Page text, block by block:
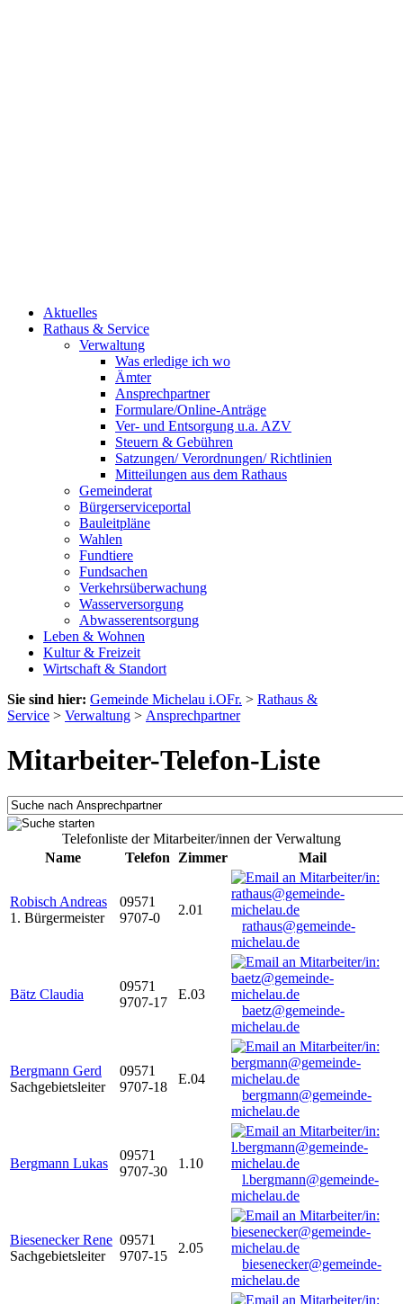
Aktuelles
Rathaus & Service
Verwaltung
Was erledige ich wo
Ämter
Ansprechpartner
Formulare/Online-Anträge
Ver- und Entsorgung u.a. AZV
Steuern & Gebühren
Satzungen/ Verordnungen/ Richtlinien
Mitteilungen aus dem Rathaus
Gemeinderat
Bürgerserviceportal
Bauleitpläne
Wahlen
Fundtiere
Fundsachen
Verkehrsüberwachung
Wasserversorgung
Abwasserentsorgung
Leben & Wohnen
Kultur & Freizeit
Wirtschaft & Standort
Sie sind hier: Gemeinde Michelau i.OFr. > Rathaus &
Service > Verwaltung > Ansprechpartner
Mitarbeiter-Telefon-Liste
Telefonliste der Mitarbeiter/innen der Verwaltung
Name
Telefon Zimmer Mail
Robisch Andreas
1. Bürgermeister
09571
9707-0
2.01
rathaus@gemeinde-
michelau.de
Bätz Claudia
09571
9707-17
E.03
baetz@gemeinde-
michelau.de
Bergmann Gerd
Sachgebietsleiter
09571
9707-18
E.04
bergmann@gemeinde-
michelau.de
Bergmann Lukas
09571
9707-30
1.10
l.bergmann@gemeinde-
michelau.de
Biesenecker Rene
Sachgebietsleiter
09571
9707-15
2.05
biesenecker@gemeinde-
michelau.de